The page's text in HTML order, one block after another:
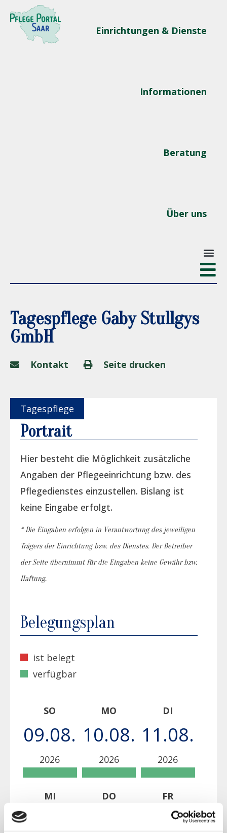
Einrichtungen & Dienste
Informationen
Beratung
Über uns
Tagespflege Gaby Stullgys
GmbH
Kontakt Seite drucken
Tagespflege
Portrait
Hier besteht die Möglichkeit zusätzliche
Angaben der Pflegeeinrichtung bzw. des
Pflegedienstes einzustellen. Bislang ist
keine Eingabe erfolgt.
* Die Eingaben erfolgen in Verantwortung des jeweiligen
Trägers der Einrichtung bzw. des Dienstes. Der Betreiber
der Seite übernimmt für die Eingaben keine Gewähr bzw.
Haftung.
Belegungsplan
ist belegt
verfügbar
SO
09.08.
2026
MO
10.08.
2026
DI
11.08.
2026
MI
12.08.
DO FR
14.08.